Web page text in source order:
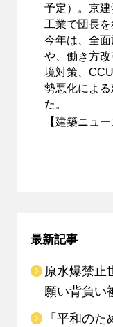
予定）。京
工業で団長を
今年は、全
や、働き方
境対策、
勢悪化によ
た。
【建築ニュ
最新記事
原水爆禁止
願い背負い
「平和の